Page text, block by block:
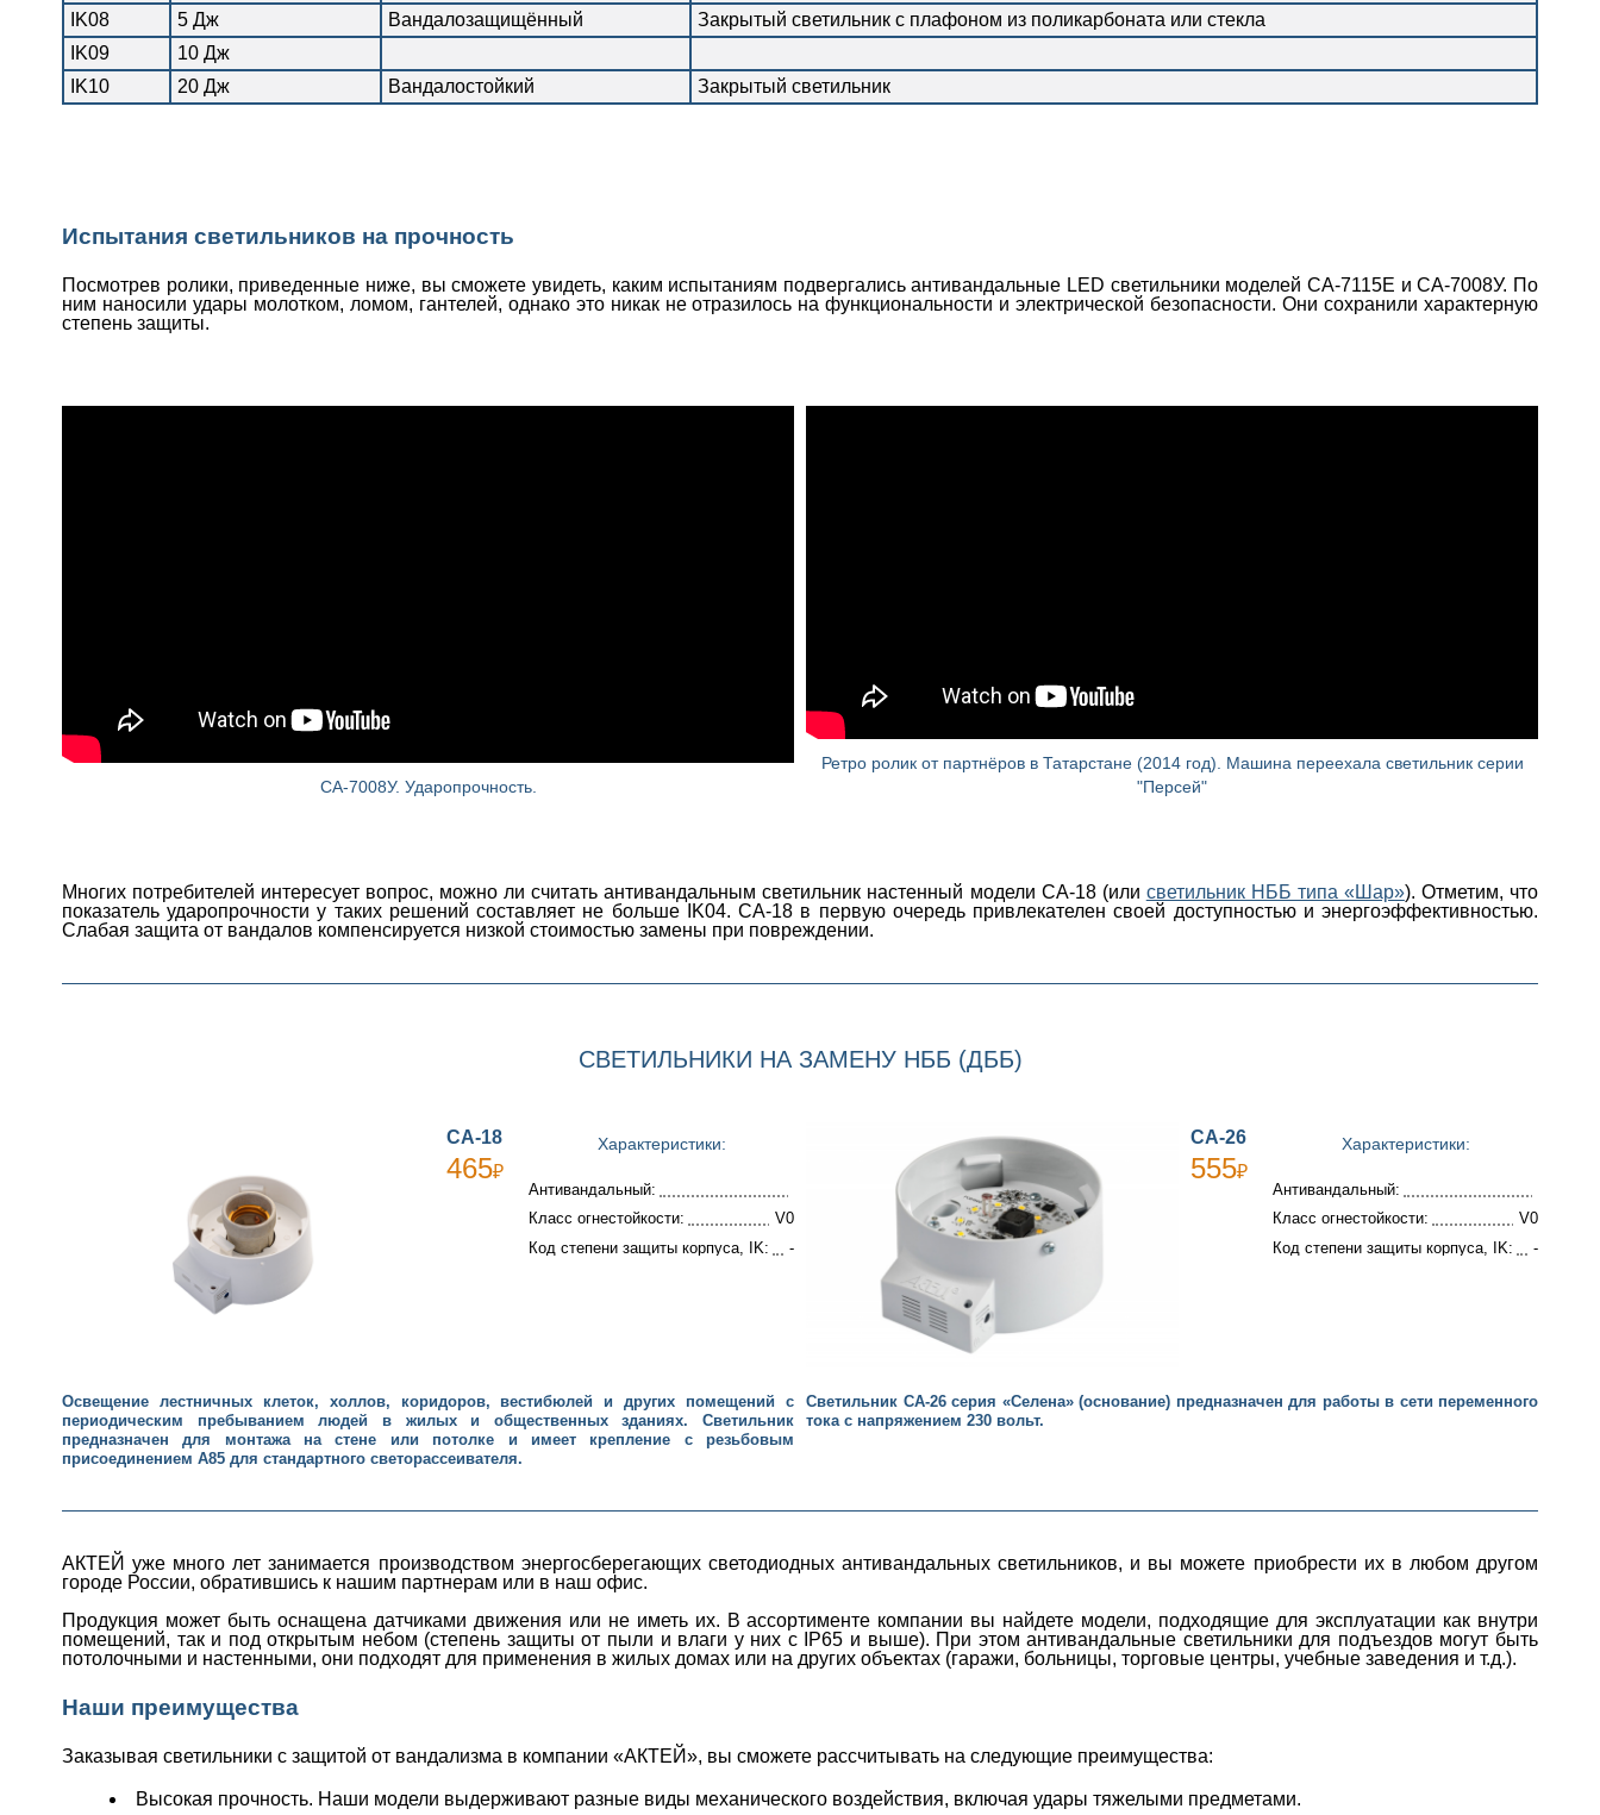
IK08
5 Дж Вандалозащищённый
Закрытый светильник с плафоном из поликарбоната или стекла
IK09
10 Дж
IK10
20 Дж Вандалостойкий Закрытый светильник
Испытания светильников на прочность
Посмотрев ролики, приведенные ниже, вы сможете увидеть, каким испытаниям подвергались антивандальные LED светильники моделей СА-7115Е и СА-7008У. По
ним наносили удары молотком, ломом, гантелей, однако это никак не отразилось на функциональности и электрической безопасности. Они сохранили характерную
степень защиты.
СА-7008У. Ударопрочность.
Ретро ролик от партнёров в Татарстане (2014 год). Машина переехала светильник серии
"Персей"
Многих потребителей интересует вопрос, можно ли считать антивандальным светильник настенный модели СА-18 (или светильник НББ типа «Шар»). Отметим, что
показатель ударопрочности у таких решений составляет не больше IK04. СА-18 в первую очередь привлекателен своей доступностью и энергоэффективностью.
Слабая защита от вандалов компенсируется низкой стоимостью замены при повреждении.
СВЕТИЛЬНИКИ НА ЗАМЕНУ НББ (ДББ)
СА-18
465₽
Характеристики:
Антивандальный:
Класс огнестойкости:
V0
Код степени защиты корпуса, IK:
-
Освещение лестничных клеток, холлов, коридоров, вестибюлей и других помещений с
периодическим пребыванием людей в жилых и общественных зданиях. Светильник
предназначен для монтажа на стене или потолке и имеет крепление с резьбовым
присоединением А85 для стандартного светорассеивателя.
СА-26
555₽
Характеристики:
Антивандальный:
Класс огнестойкости:
V0
Код степени защиты корпуса, IK:
-
Светильник СА-26 серия «Селена» (основание) предназначен для работы в сети переменного
тока с напряжением 230 вольт.
АКТЕЙ уже много лет занимается производством энергосберегающих светодиодных антивандальных светильников, и вы можете приобрести их в любом другом
городе России, обратившись к нашим партнерам или в наш офис.
Продукция может быть оснащена датчиками движения или не иметь их. В ассортименте компании вы найдете модели, подходящие для эксплуатации как внутри
помещений, так и под открытым небом (степень защиты от пыли и влаги у них с IP65 и выше). При этом антивандальные светильники для подъездов могут быть
потолочными и настенными, они подходят для применения в жилых домах или на других объектах (гаражи, больницы, торговые центры, учебные заведения и т.д.).
Наши преимущества
Заказывая светильники с защитой от вандализма в компании «АКТЕЙ», вы сможете рассчитывать на следующие преимущества:
Высокая прочность. Наши модели выдерживают разные виды механического воздействия, включая удары тяжелыми предметами.